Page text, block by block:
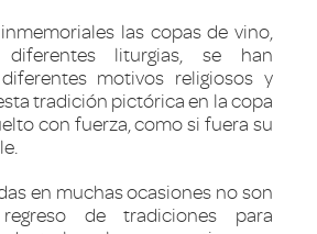
las copas de vino,
liturgias, se han
motivos religiosos y
tradición pictórica en la copa
con fuerza, como si fuera su
en muchas ocasiones no son
de tradiciones para